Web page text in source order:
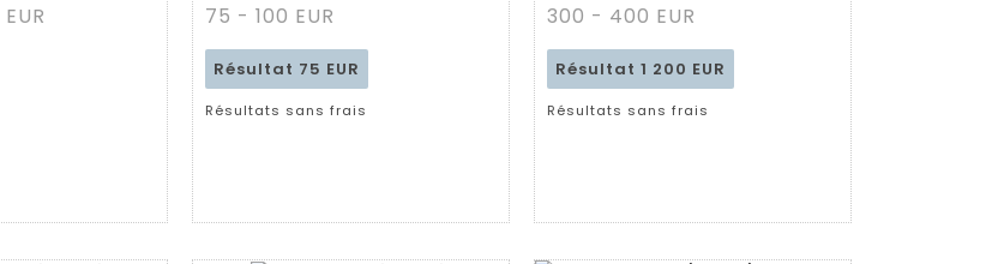
75 - 100 EUR
Résultat 75 EUR
Résultats sans frais
300 - 400 EUR
Résultat 1 200 EUR
Résultats sans frais